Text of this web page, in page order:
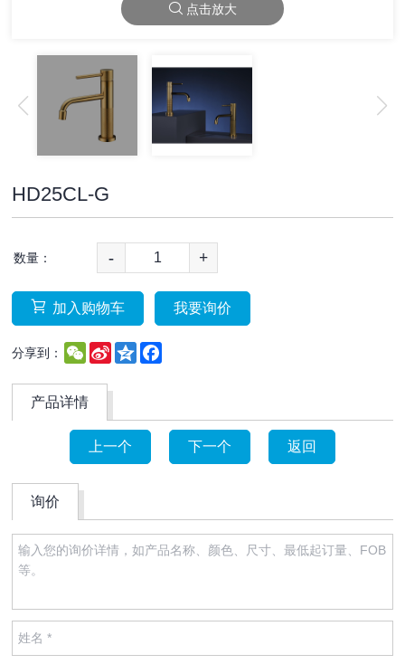
点击放大
HD25CL-G
数量： - +
加入购物车 我要询价
分享到： WeChat
Sina
Weibo
Qzone
产品详情
上一个 下一个 返回
询价